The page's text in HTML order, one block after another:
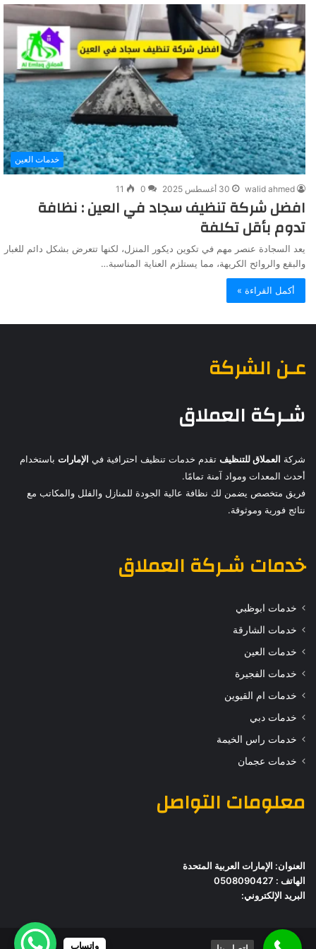
خدمات العين
walid ahmed 30 أغسطس 2025 0
11
افضل شركة تنظيف سجاد في العين : نظافة
تدوم بأقل تكلفة
يعد السجادة عنصر مهم في تكوين ديكور المنزل، لكنها تتعرض بشكل دائم للغبار
والبقع والروائح الكريهة، مما يستلزم العناية المناسبة…
أكمل القراءة »
عـن الشركة
شـركة العملاق
شركة العملاق للتنظيف تقدم خدمات تنظيف احترافية في الإمارات باستخدام
أحدث المعدات ومواد آمنة تمامًا.
فريق متخصص يضمن لك نظافة عالية الجودة للمنازل والفلل والمكاتب مع
نتائج فورية وموثوقة.
خدمات شـركة العملاق
خدمات ابوظبي
خدمات الشارقة
خدمات العين
خدمات الفجيرة
خدمات ام القيوين
خدمات دبي
خدمات راس الخيمة
خدمات عجمان
معلومات التواصل
العنوان: الإمارات العربية المتحدة
الهاتف : 0508090427
البريد الإلكتروني:
واتساب